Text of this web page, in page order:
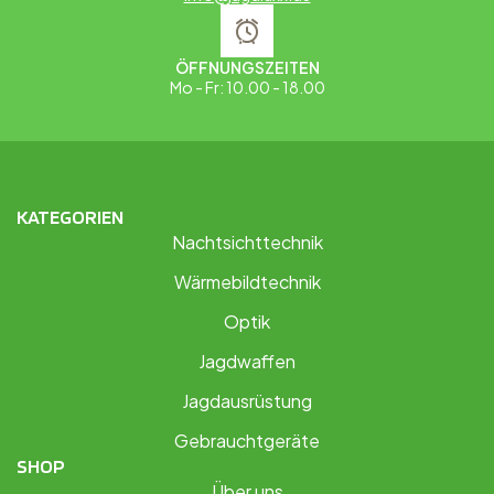
ÖFFNUNGSZEITEN
Mo - Fr: 10.00 - 18.00
KATEGORIEN
Nachtsichttechnik
Wärmebildtechnik
Optik
Jagdwaffen
Jagdausrüstung
Gebrauchtgeräte
SHOP